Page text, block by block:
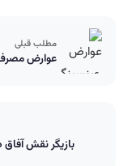
مطلب قبلی
عوارض
بازیگر نقش آفاق